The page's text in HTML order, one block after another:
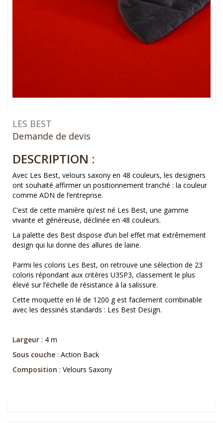
LES BEST
Demande de devis
DESCRIPTION :
Avec Les Best, velours saxony en 48 couleurs, les designers
ont souhaité affirmer un positionnement tranché : la couleur
comme ADN de l’entreprise.
C’est de cette manière qu’est né Les Best, une gamme
vivante et généreuse, déclinée en 48 couleurs.
La palette des Best dispose d’un bel effet mat extrêmement
design qui lui donne des allures de laine.
Parmi les coloris Les Best, on retrouve une sélection de 23
coloris répondant aux critères U3SP3, classement le plus
élevé sur l’échelle de résistance à la salissure.
Cette moquette en lé de 1200 g est facilement combinable
avec les dessinés standards : Les Best Design.
Largeur : 4 m
Sous couche : Action Back
Composition : Velours Saxony